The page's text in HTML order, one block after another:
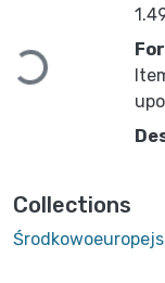
Loading...
Collections